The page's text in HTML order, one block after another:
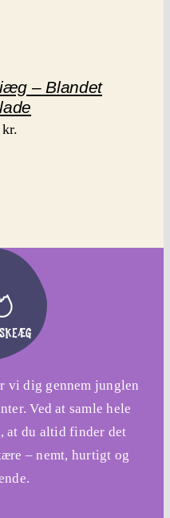
– Blandet
kr.
vi dig gennem junglen
Ved at samle hele
at du altid finder det
– nemt, hurtigt og